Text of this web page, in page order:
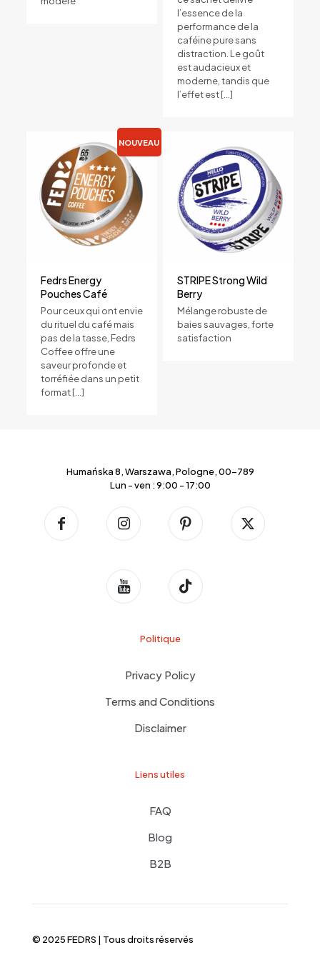
20 pouches/can
l’essence de la
performance de la
caféine pure sans
distraction. Le goût
est audacieux et
moderne, tandis que
l’effet est[…]
NOUVEAU
Fedrs Energy
Pouches Café
Pour ceux qui ont envie
du rituel du café mais
pas de la tasse, Fedrs
Coffee offre une
saveur profonde et
torréfiée dans un petit
format[…]
STRIPE Strong Wild
Berry
Mélange robuste de
baies sauvages, forte
satisfaction
Humańska 8, Warszawa, Pologne, 00-789
Lun - ven : 9:00 - 17:00
Politique
Privacy Policy
Terms and Conditions
Disclaimer
Liens utiles
FAQ
Blog
B2B
© 2025 FEDRS | Tous droits réservés